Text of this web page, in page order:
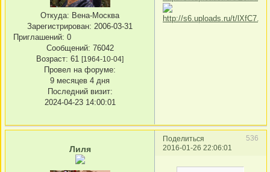
Откуда: Вена-Москва
Зарегистрирован: 2006-03-31
Приглашений: 0
Сообщений: 76042
Возраст: 61 [1964-10-04]
Провел на форуме:
9 месяцев 4 дня
Последний визит:
2024-04-23 14:00:01
Поделиться
536
2016-01-26 22:06:01
Лиля